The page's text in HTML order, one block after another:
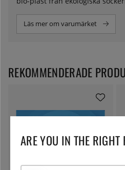
Läs mer om varumärket
REKOMMENDERADE
ARE YOU IN THE RIGHT